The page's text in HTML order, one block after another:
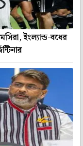
ইংল্যান্ড-বধের